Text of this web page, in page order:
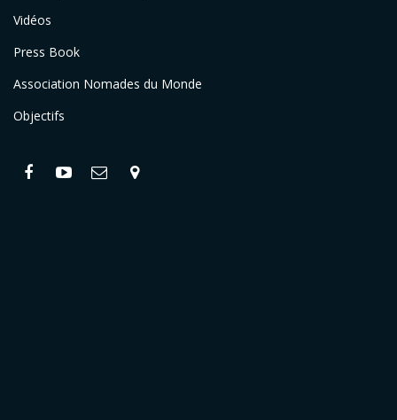
Vidéos
Press Book
Association Nomades du Monde
Objectifs